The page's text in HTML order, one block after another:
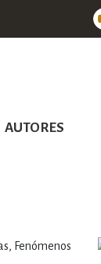
AUTORES
Fenómenos